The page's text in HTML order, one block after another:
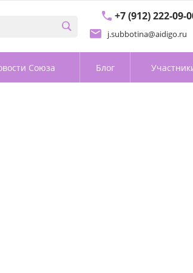
+7 (912) 222-09-
j.subbotina@aidigo.ru
Союза Блог